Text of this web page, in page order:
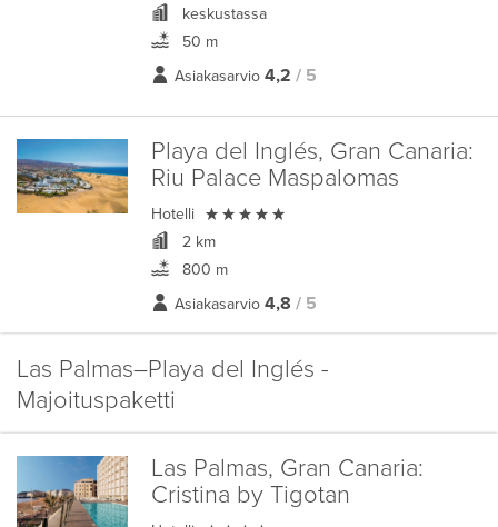
keskustassa
50 m
Asiakasarvio 4,2 / 5
Playa del Inglés, Gran Canaria:
Riu Palace Maspalomas
Hotelli 
2 km
800 m
Asiakasarvio 4,8 / 5
Las Palmas–Playa del Inglés -
Majoituspaketti
Las Palmas, Gran Canaria:
Cristina by Tigotan